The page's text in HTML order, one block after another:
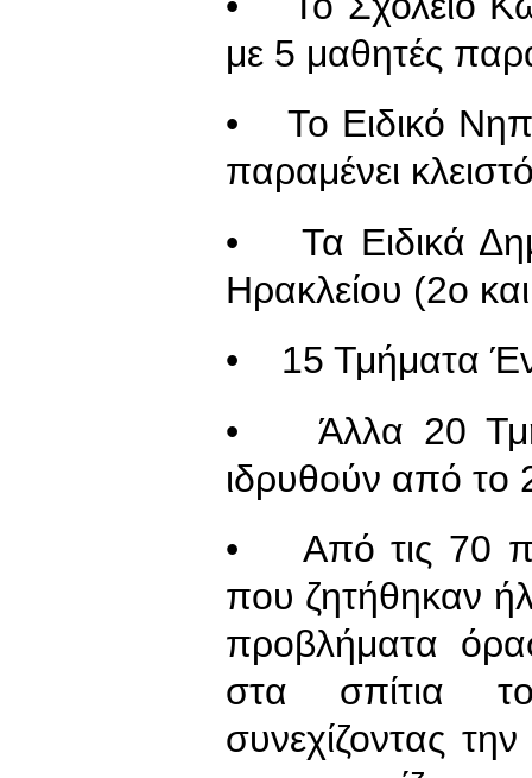
με 5 μαθητές
• Το Ειδικό
παραμένει
• Τα Ειδικά
Ηρακλείου (2ο
• 15 Τμήματα
• Άλλα 20
ιδρυθούν από το
• Από τις 70
που ζητήθηκαν
προβλήματα
στα σπίτια
συνεχίζοντας